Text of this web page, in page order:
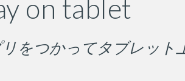
on tablet
リをつかってタブレット